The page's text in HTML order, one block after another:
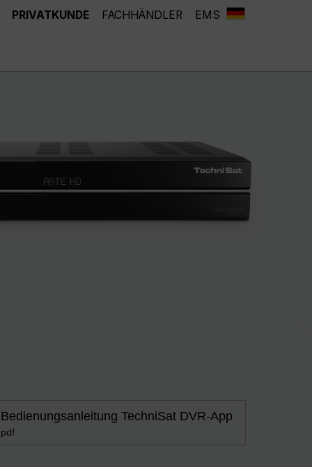
PRIVATKUNDE FACHHÄNDLER EMS
Bedienungsanleitung TechniSat DVR-App
pdf